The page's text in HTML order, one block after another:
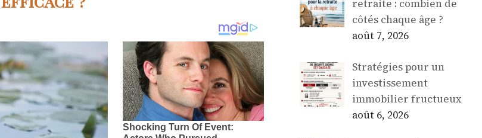
retraite : combien de
côtés chaque âge ?
août 7, 2026
Stratégies pour un
investissement
immobilier fructueux
août 6, 2026